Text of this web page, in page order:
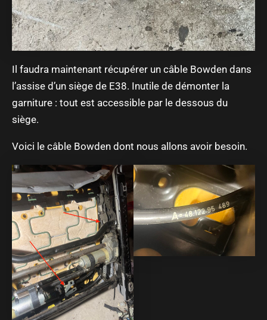
Il faudra maintenant récupérer un câble Bowden dans
l’assise d’un siège de E38. Inutile de démonter la
garniture : tout est accessible par le dessous du
siège.
Voici le câble Bowden dont nous allons avoir besoin.